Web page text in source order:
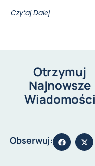
Czytaj Dalej
Otrzymuj
Najnowsze
Wiadomości
Obserwuj: